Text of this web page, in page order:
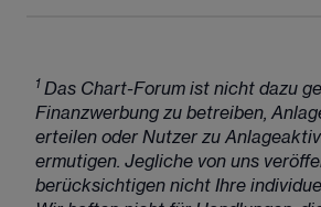
1 Das Chart-Forum ist nicht dazu
Finanzwerbung zu betreiben,
erteilen oder Nutzer zu
ermutigen. Jegliche von uns
berücksichtigen nicht Ihre